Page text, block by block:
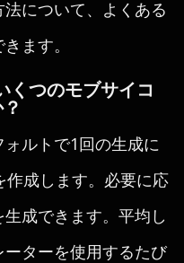
について、よくある
ます。
くつのモブサイコ
ルトで1回の生成に
成します。必要に応
成できます。平均し
ターを使用するたび